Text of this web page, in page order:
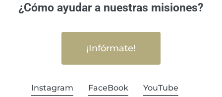
¿Cómo ayudar a nuestras misiones?
¡Infórmate!
Instagram FaceBook YouTube